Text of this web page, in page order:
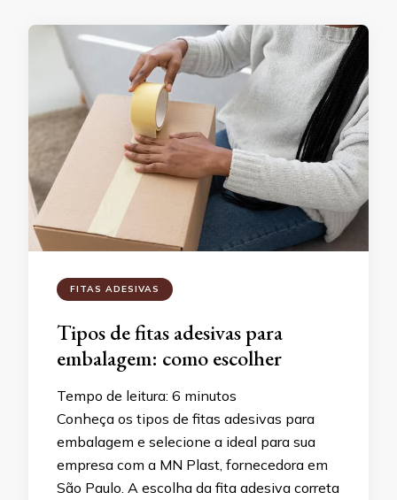
FITAS ADESIVAS
Tipos de fitas adesivas para
embalagem: como escolher
Tempo de leitura: 6 minutos
Conheça os tipos de fitas adesivas para
embalagem e selecione a ideal para sua
empresa com a MN Plast, fornecedora em
São Paulo.​ A escolha da fita adesiva correta